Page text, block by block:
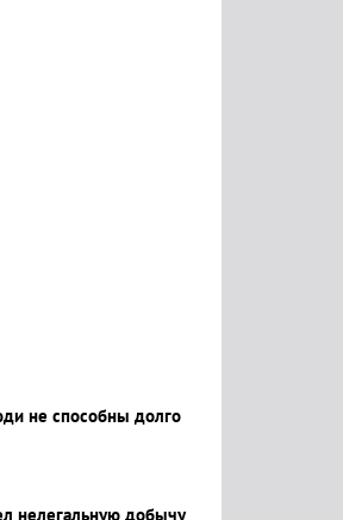
не способны долго
нелегальную добычу